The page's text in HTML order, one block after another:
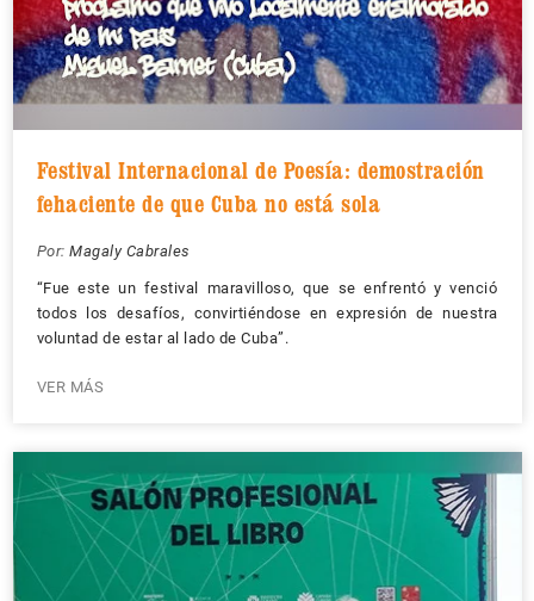
Festival Internacional de Poesía: demostración
fehaciente de que Cuba no está sola
Por: Magaly Cabrales
“Fue este un festival maravilloso, que se enfrentó y venció
todos los desafíos, convirtiéndose en expresión de nuestra
voluntad de estar al lado de Cuba”.
VER MÁS